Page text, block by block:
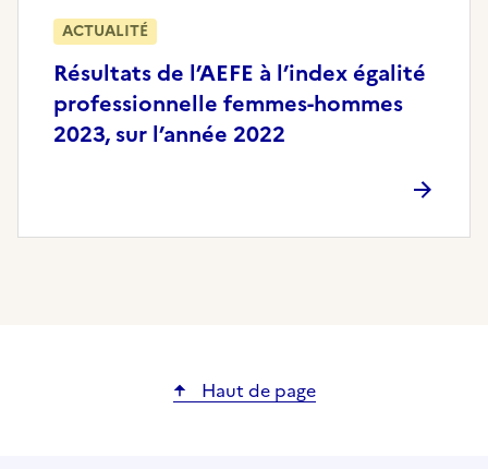
Résultats de l’AEFE à l’index égalité
professionnelle femmes-hommes
2023, sur l’année 2022
ACTUALITÉ
Haut de page